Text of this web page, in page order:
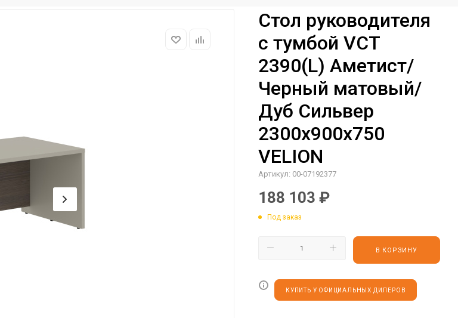
Стол руководителя
с тумбой VCT
2390(L) Аметист/
Черный матовый/
Дуб Сильвер
2300х900х750
VELION
Артикул: 00-07192377
188 103 ₽
Под заказ
В КОРЗИНУ
КУПИТЬ У ОФИЦИАЛЬНЫХ ДИЛЕРОВ